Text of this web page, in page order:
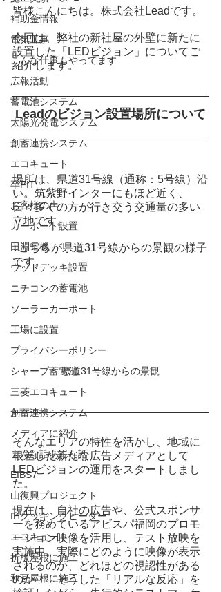
補助金情報
電気工事
こんな仕事もやってます
広報活動
蓄電池システム
太陽光発電システム
創蓄連携システム
エコキュート
卒FIT
お客様の声
カーポート設置
田淵電機
ウッドデッキ設置
ニチコンの蓄電池
ソーラーカーポート
工場に設置
プライバシーポリシー
シャープ蓄電池
三菱エコキュート
創蓄連携システム
メディアに紹介
こんな話あんな話
EIBS7
山復興プロジェクト
IHクッキングヒーター
エコキュート
折版屋根に施工
和瓦屋根に施工
皆様こんにちは。株式会社Leadです。
今回は、弊社の新社屋の外壁に新たに
設置した「LEDビジョン」についてご
紹介します。
Leadのビジョン設置場所について
場所は、県道31号線（通称：5号線）沿
い。筑紫野インターにもほど近く、
日々多くの方が行き交う交通量の多い
立地です。
↓こちらが県道31号線からの景観の様子
です。
県道31号線からの景観
そんなエリアの特性を活かし、地域に
根差した新たな広告メディアとして
LEDビジョンの運用をスタートしまし
た。
現在は、自社の広告や、公式スポンサ
ーを務めているアビスパ福岡のプロモ
ーション映像を活用し、テスト放映を
実施中。実際にどのように映像が表示
されるのか、どれほどの視認性がある
のか――そうした「リアルな反応」を